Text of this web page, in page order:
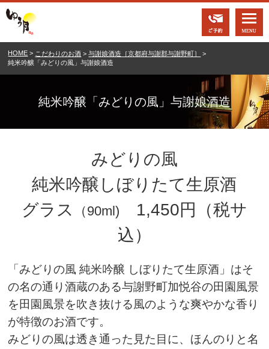
ご予約
HOME > こだわりのお酒 >与謝娘酒造［京都府与謝郡与謝野町］
>
純米吟醸「みどりの風」与謝娘酒造
純米吟醸「みどりの風」与謝娘酒造
みどりの風
純米吟醸しぼりたて生原酒
グラス
（90ml) 1,450円（税サ
込）
「みどりの風 純米吟醸 しぼりたて生原酒」はそ
の名の通り酒蔵のある与謝野町加悦谷の田園風景
を田園風景を吹き抜ける風のような爽やかな香り
が特徴のお酒です。
みどりの風は透き通った見た目に、ほんのりと名